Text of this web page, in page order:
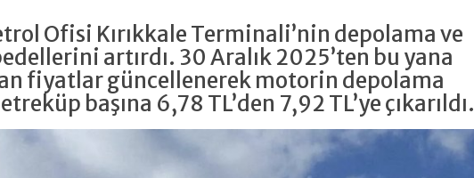
Ofisi Kırıkkale Terminali’nin depolama ve
artırdı. 30 Aralık 2025’ten bu yana
fiyatlar güncellenerek motorin depolama
başına 6,78 TL’den 7,92 TL’ye çıkarıldı.